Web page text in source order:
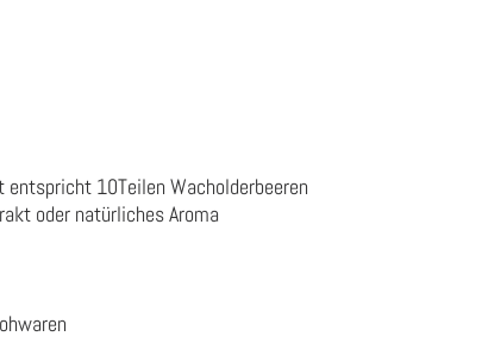
10Teilen Wacholderbeeren
oder natürliches Aroma